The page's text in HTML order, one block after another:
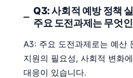
Q3: 사회적 예방 정책
주요 도전과제는 무엇
A3: 주요 도전과제로는 예산
지원의 필요성, 사회적 변화
대응이 있습니다.